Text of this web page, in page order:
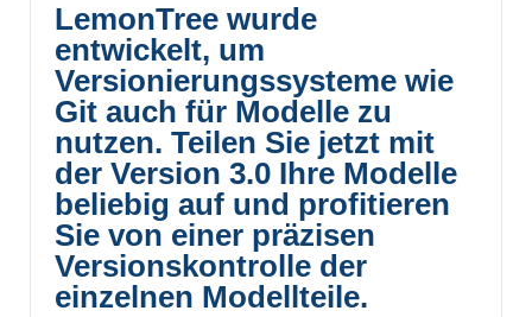
LemonTree wurde
entwickelt, um
Versionierungssysteme wie
Git auch für Modelle zu
nutzen. Teilen Sie jetzt mit
der Version 3.0 Ihre Modelle
beliebig auf und profitieren
Sie von einer präzisen
Versionskontrolle der
einzelnen Modellteile.